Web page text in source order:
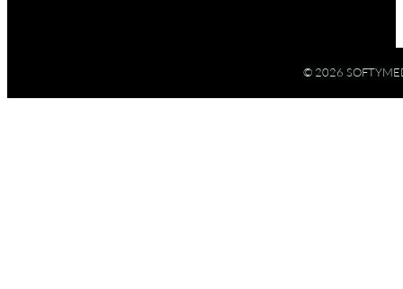
© 2026